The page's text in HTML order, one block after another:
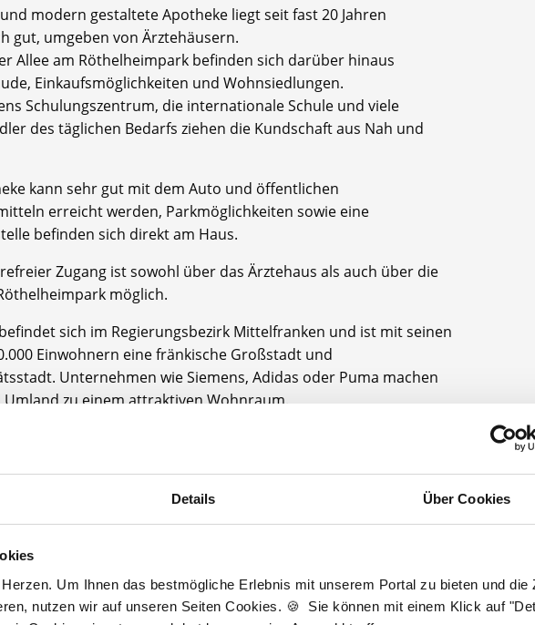
Details Über Cookies
Um Ihnen das bestmögliche Erlebnis mit unserem Portal zu bieten und die
nutzen wir auf unseren Seiten Cookies. 🍪 Sie können mit einem Klick auf
modern gestaltete Apotheke liegt seit fast 20 Jahren
gut, umgeben von Ärztehäusern.
Allee am Röthelheimpark befinden sich darüber hinaus
Einkaufsmöglichkeiten und Wohnsiedlungen.
Schulungszentrum, die internationale Schule und viele
des täglichen Bedarfs ziehen die Kundschaft aus Nah und
kann sehr gut mit dem Auto und öffentlichen
erreicht werden, Parkmöglichkeiten sowie eine
befinden sich direkt am Haus.
Zugang ist sowohl über das Ärztehaus als auch über die
möglich.
sich im Regierungsbezirk Mittelfranken und ist mit seinen
Einwohnern eine fränkische Großstadt und
Unternehmen wie Siemens, Adidas oder Puma machen
Umland zu einem attraktiven Wohnraum.
unserer Kunden ist uns ein großes Anliegen und wir stehen
Rat und Tat zur Seite.
Stammkundschaft gehören vor allem die nahegelegenen